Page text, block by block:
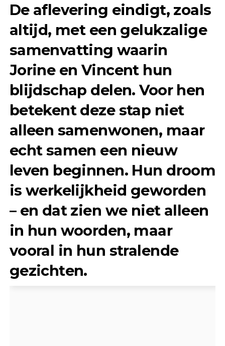
De aflevering eindigt, zoals
altijd, met een gelukzalige
samenvatting waarin
Jorine en Vincent hun
blijdschap delen. Voor hen
betekent deze stap niet
alleen samenwonen, maar
echt samen een nieuw
leven beginnen. Hun droom
is werkelijkheid geworden
– en dat zien we niet alleen
in hun woorden, maar
vooral in hun stralende
gezichten.